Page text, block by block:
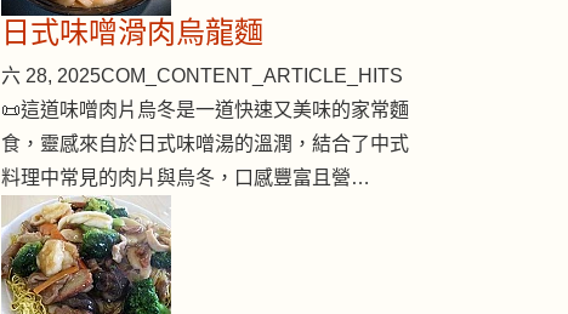
日式味噌滑肉烏龍麵
六 28, 2025COM_CONTENT_ARTICLE_HITS
📜這道味噌肉片烏冬是一道快速又美味的家常麵
食，靈感來自於日式味噌湯的溫潤，結合了中式
料理中常見的肉片與烏冬，口感豐富且營…